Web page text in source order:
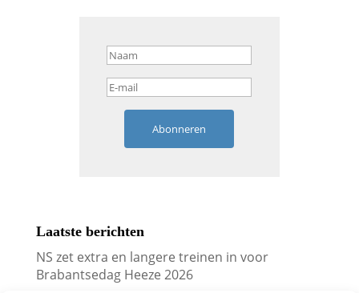
Abonneren
Laatste berichten
NS zet extra en langere treinen in voor
Brabantsedag Heeze 2026